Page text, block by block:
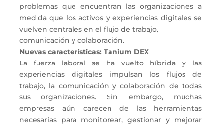
problemas que encuentran las organizaciones a
medida que los activos y experiencias digitales se
vuelven centrales en el flujo de trabajo,
comunicación y colaboración.
Nuevas características: Tanium DEX
La fuerza laboral se ha vuelto híbrida y las
experiencias digitales impulsan los flujos de
trabajo, la comunicación y colaboración de todas
sus organizaciones. Sin embargo, muchas
empresas aún carecen de las herramientas
necesarias para monitorear, gestionar y mejorar